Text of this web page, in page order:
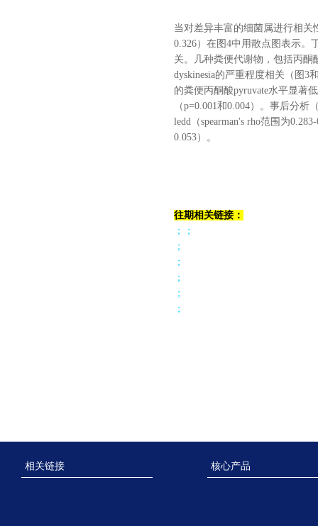
当对差异丰富的细菌属进行相
0.326）在图 4中用散点图表示。
关。几种粪便代谢物，包括丙酮
dyskinesia的严重程度相关（图 3
的粪便丙酮酸pyruvate水平显著
（p=0.001和0.004）。事后分析
ledd （spearman's rho范围为
0.053）。
往期相关链接：
；
；
；
；
；
；
；
相关链接 核心产品